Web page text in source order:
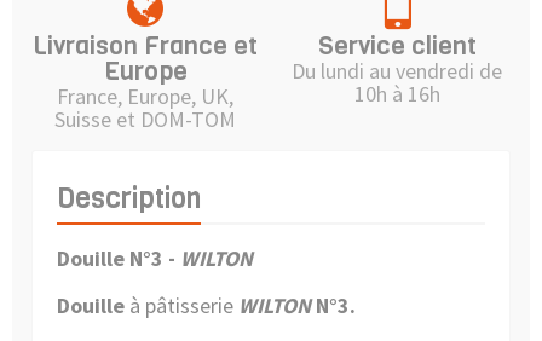
Livraison France et
Europe
France, Europe, UK,
Suisse et DOM-TOM
Service client
Du lundi au vendredi de
10h à 16h
Description
Douille N°3 - WILTON
Douille à pâtisserie WILTONN°3.